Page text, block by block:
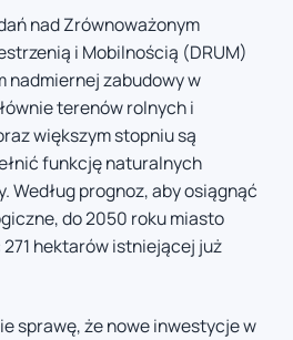
nad Zrównoważonym
i Mobilnością (DRUM)
nadmiernej zabudowy w
terenów rolnych i
większym stopniu są
funkcję naturalnych
Według prognoz, aby osiągnąć
do 2050 roku miasto
hektarów istniejącej już
sprawę, że nowe inwestycje w